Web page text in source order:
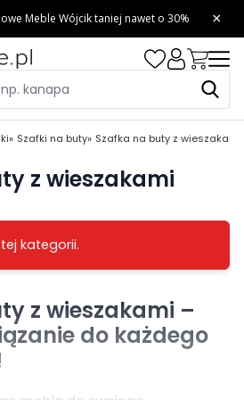
Szafki na buty Szafka na buty z wieszakami
z wieszakami
kategorii.
z wieszakami –
do każdego